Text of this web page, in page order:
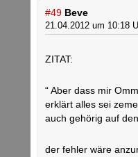
#49 Beve
21.04.2012 um 10:18
ZITAT:
“ Aber dass mir
erklärt alles sei
auch gehörig auf den
der fehler wäre